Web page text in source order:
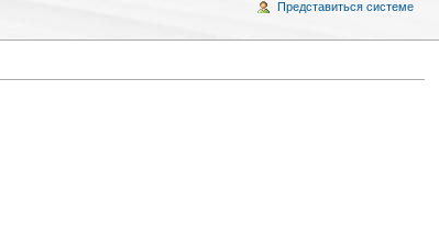
Представиться системе